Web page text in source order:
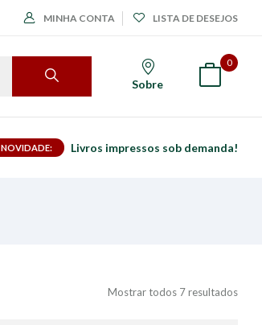
MINHA CONTA LISTA DE DESEJOS
Sobre
0
NOVIDADE: Livros impressos sob demanda!
Mostrar todos 7 resultados